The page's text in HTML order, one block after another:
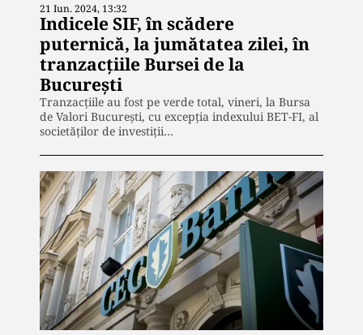
21 Iun. 2024, 13:32
Indicele SIF, în scădere
puternică, la jumătatea zilei, în
tranzacțiile Bursei de la
București
Tranzacțiile au fost pe verde total, vineri, la Bursa
de Valori București, cu excepția indexului BET-FI, al
societăților de investiții…